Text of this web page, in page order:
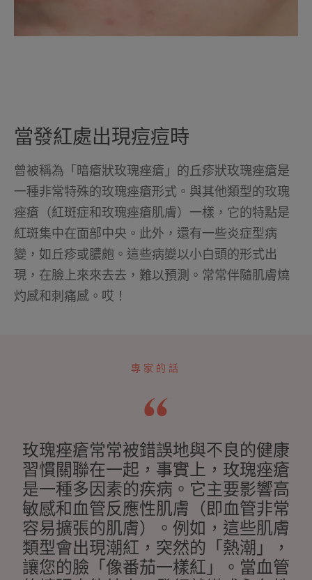
當發紅處出現痘痘時
曾被稱為「暗瘡狀玫瑰痤瘡」的丘疹狀玫瑰痤瘡是
一種非常特殊的玫瑰痤瘡形式。與其他類型的玫瑰
痤瘡（紅斑症和玫瑰痤瘡肌膚）一樣，它的特點是
紅斑集中在面部中央。此外，還有一些炎症型病
變，如丘疹或膿皰。這些病變以小白頭的形式出
現，在臉上來來去去，難以預測。常常伴隨肌膚燒
灼感和刺痛感。哎！
專家的話
玫瑰痤瘡常常被錯誤地與不良的健康
習慣關聯在一起，事實上，玫瑰痤瘡
是一種多因素的疾病。它主要影響高
敏感和血管反應性肌膚（即血管非常
容易擴張的肌膚）。例如，這些肌膚
類型會出現潮紅，突然的「熱潮」，
讓您的臉「像番茄一樣紅」。當血管